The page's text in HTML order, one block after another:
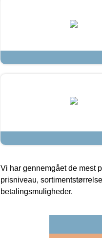
Vi har gennemgået de mest
prisniveau,
betalingsmuligheder.